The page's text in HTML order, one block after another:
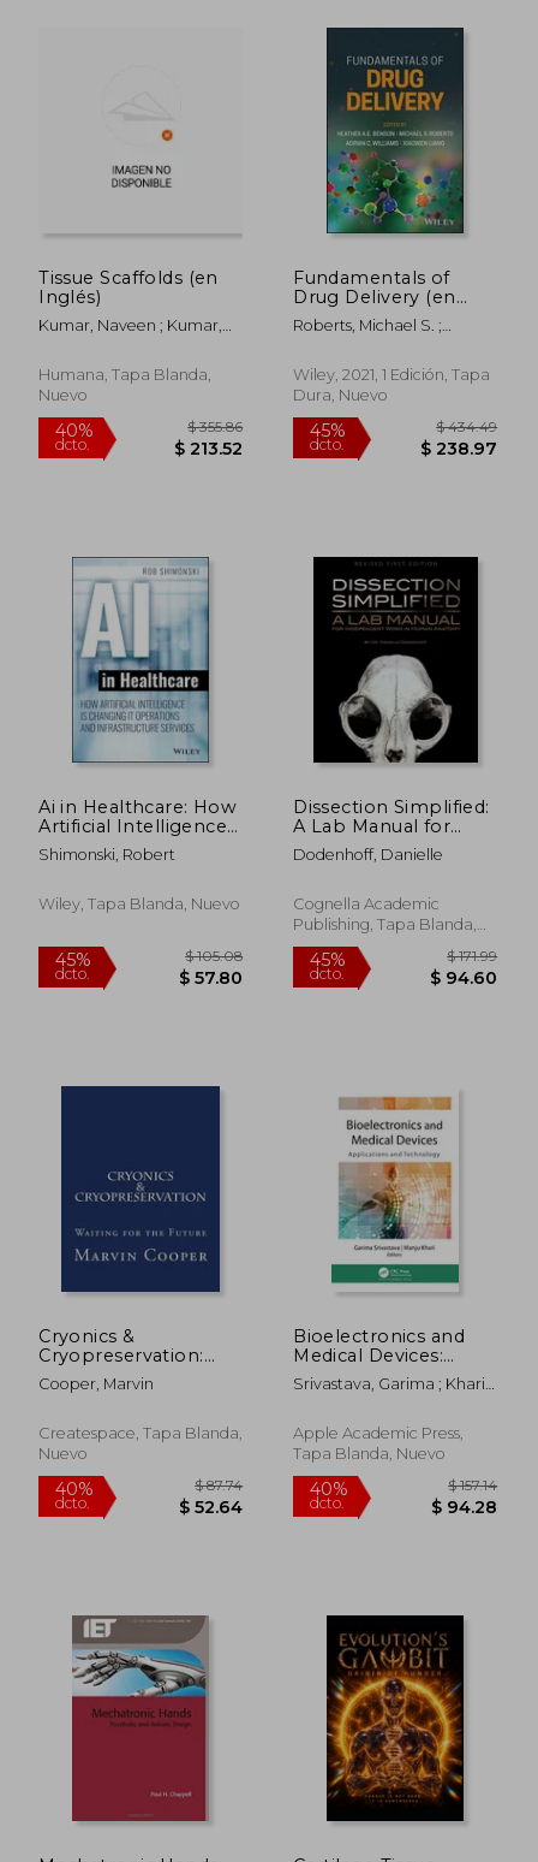
45%
dcto.
$ 210.34
$ 115.69
40%
dcto.
Tissue Scaffolds (en
Inglés)
Kumar, Naveen ; Kumar,
Sameer
Humana, Tapa Blanda,
Nuevo
$ 213.52
Fundamentals of
Drug Delivery (en
Inglés)
Roberts, Michael S. ;
Williams, Adrian C.
Wiley, 2021, 1 Edición, Tapa
Dura, Nuevo
45%
dcto.
Ai in Healthcare: How
Artificial Intelligence
is Changing it
Operations and
Services (en Inglés)
Shimonski, Robert
Wiley, Tapa Blanda, Nuevo
Dissection Simplified:
A Lab Manual for
Independent Work in
Human Anatomy (en
Dodenhoff, Danielle
Cognella Academic
Publishing, Tapa Blanda,
Nuevo
45%
dcto.
Cryonics &
Cryopreservation:
Waiting for the
Future (en Inglés)
Cooper, Marvin
Createspace, Tapa Blanda,
Nuevo
Bioelectronics and
Medical Devices:
Applications and
Technology (en
Srivastava, Garima ; Khari,
Apple Academic Press,
Tapa Blanda, Nuevo